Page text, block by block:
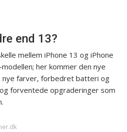
end 13?
mellem iPhone 13 og iPhone
her kommer den nye
farver, forbedret batteri og
forventede opgraderinger som